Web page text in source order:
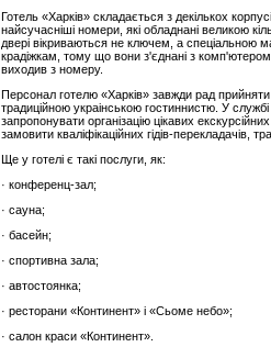
Готель «Харків» складається з декількох
найсучасніші номери, які обладнані великою
двері вікриваються не ключем, а спеціальною
крадіжкам, тому що вони з'єднані з
виходив з номеру.
Персонал готелю «Харків» завжди рад
традиційною украінською гостиннистю. У
запропонувати організацію цікавих
замовити кваліфікаційних гідів-перекладачів,
Ще у готелі є такі послуги, як:
· конференц-зал;
· сауна;
· басейн;
· спортивна зала;
· автостоянка;
· ресторани «Континент» і «Сьоме небо»;
· салон краси «Континент».